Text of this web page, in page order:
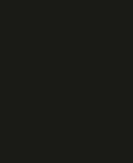
oferta